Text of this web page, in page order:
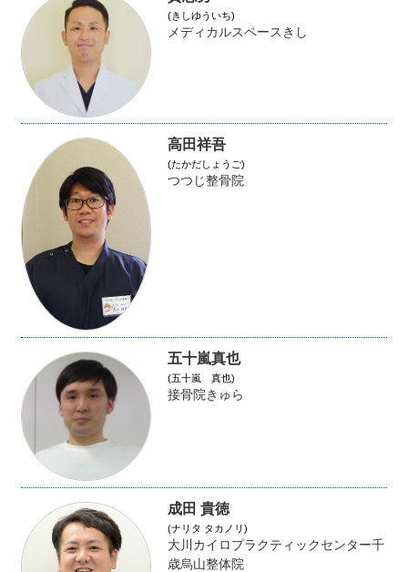
(きしゆういち)
メディカルスペースきし
高田祥吾
(たかだしょうご)
つつじ整骨院
五十嵐真也
(五十嵐 真也)
接骨院きゅら
成田 貴徳
(ナリタ タカノリ)
大川カイロプラクティックセンター千
歳烏山整体院